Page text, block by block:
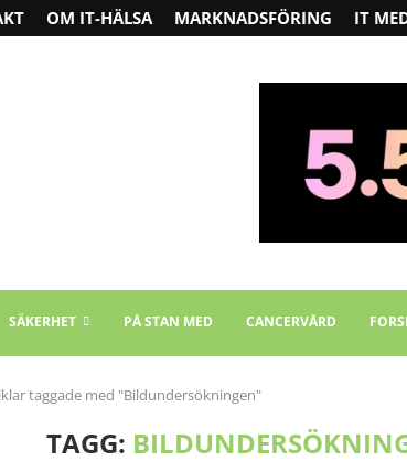
OM IT-HÄLSA MARKNADSFÖRING IT
SÄKERHET PÅ STAN MED CANCERVÅRD
taggade med "Bildundersökningen"
TAGG: